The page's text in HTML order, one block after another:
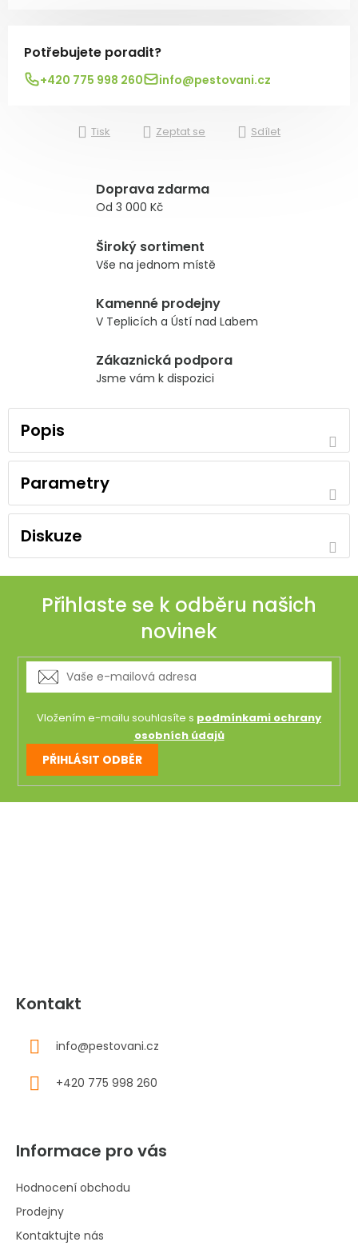
Potřebujete poradit?
+420 775 998 260 info@pestovani.cz
Tisk Zeptat se Sdílet
Doprava zdarma
Od 3 000 Kč
Široký sortiment
Vše na jednom místě
Kamenné prodejny
V Teplicích a Ústí nad Labem
Zákaznická podpora
Jsme vám k dispozici
Popis
Parametry
Diskuze
Přihlaste se k odběru našich
novinek
Vložením e-mailu souhlasíte s podmínkami ochrany
osobních údajů
PŘIHLÁSIT ODBĚR
Kontakt
info@pestovani.cz
+420 775 998 260
Informace pro vás
Hodnocení obchodu
Prodejny
Kontaktujte nás